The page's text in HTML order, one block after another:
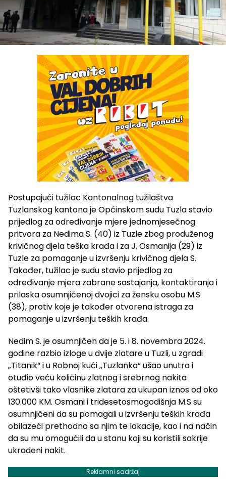
Postupajući tužilac Kantonalnog tužilaštva
Tuzlanskog kantona je Općinskom sudu Tuzla stavio
prijedlog za određivanje mjere jednomjesečnog
pritvora za Nedima S. (40) iz Tuzle zbog produženog
krivičnog djela teška krađa i za J. Osmanija (29) iz
Tuzle za pomaganje u izvršenju krivičnog djela S.
Također, tužilac je sudu stavio prijedlog za
određivanje mjera zabrane sastajanja, kontaktiranja i
prilaska osumnjičenoj dvojici za žensku osobu M.S
(38), protiv koje je također otvorena istraga za
pomaganje u izvršenju teških krađa.
Nedim S. je osumnjičen da je 5. i 8. novembra 2024.
godine razbio izloge u dvije zlatare u Tuzli, u zgradi
„Titanik“ i u Robnoj kući „Tuzlanka“ ušao unutra i
otuđio veću količinu zlatnog i srebrnog nakita
oštetivši tako vlasnike zlatara za ukupan iznos od oko
130.000 KM. Osmani i tridesetosmogodišnja M.S su
osumnjičeni da su pomagali u izvršenju teških krađa
obilazeći prethodno sa njim te lokacije, kao i na način
da su mu omogućili da u stanu koji su koristili sakrije
ukradeni nakit.
Reklamni sadržaj